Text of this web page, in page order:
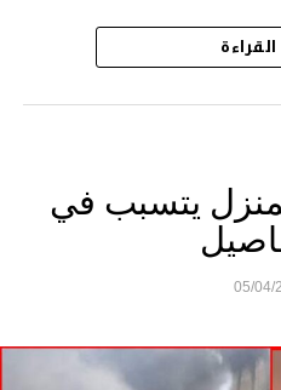
الأمن الوطني بحي
محاصرة المشتبه به
التحقيق في خصوص
يتسبب في
05/04/